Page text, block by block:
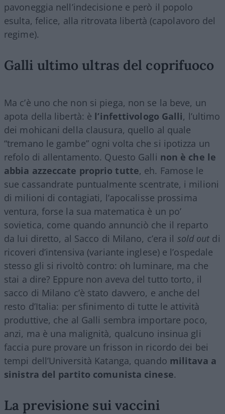
pavoneggia nell’indecisione e però il popolo
esulta, felice, alla ritrovata libertà (capolavoro del
regime).
Galli ultimo ultras del coprifuoco
Ma c’è uno che non si piega, non se la beve, un
apota della libertà: è l’infettivologo Galli, l’ultimo
dei mohicani della clausura, quello al quale
“tremano le gambe” ogni volta che si ipotizza un
refolo di allentamento. Questo Galli non è che le
abbia azzeccate proprio tutte, eh. Famose le
sue cassandrate puntualmente scentrate, i milioni
di milioni di contagiati, l’apocalisse prossima
ventura, forse la sua matematica è un po’
sovietica, come quando annunciò che il reparto
da lui diretto, al Sacco di Milano, c’era il sold out di
ricoveri d’intensiva (variante inglese) e l’ospedale
stesso gli si rivoltò contro: oh luminare, ma che
stai a dire? Eppure non aveva del tutto torto, il
sacco di Milano c’è stato davvero, e anche del
resto d’Italia: per sfinimento di tutte le attività
produttive, che al Galli sembra importare poco,
anzi, ma è una malignità, qualcuno insinua gli
faccia pure provare un frisson in ricordo dei bei
tempi dell’Università Katanga, quando militava a
sinistra del partito comunista cinese.
La previsione sui vaccini